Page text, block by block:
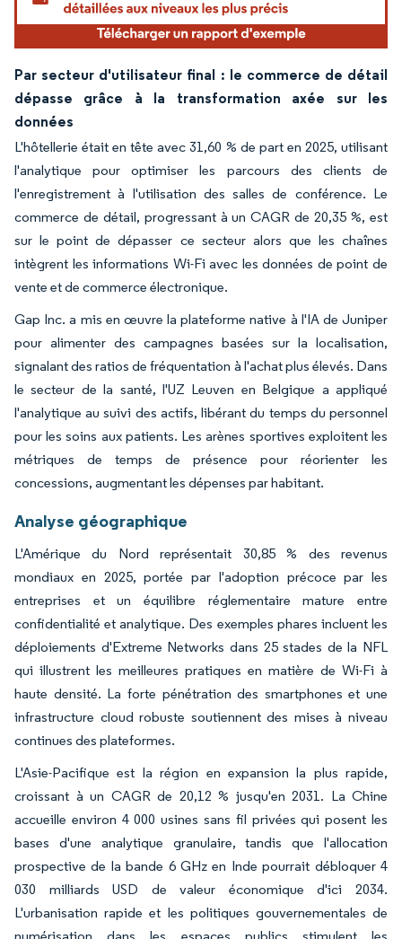
Par secteur d'utilisateur final : le commerce de détail
dépasse grâce à la transformation axée sur les
données
L'hôtellerie était en tête avec 31,60 % de part en 2025, utilisant
l'analytique pour optimiser les parcours des clients de
l'enregistrement à l'utilisation des salles de conférence. Le
commerce de détail, progressant à un CAGR de 20,35 %, est
sur le point de dépasser ce secteur alors que les chaînes
intègrent les informations Wi-Fi avec les données de point de
vente et de commerce électronique.
Gap Inc. a mis en œuvre la plateforme native à l'IA de Juniper
pour alimenter des campagnes basées sur la localisation,
signalant des ratios de fréquentation à l'achat plus élevés. Dans
le secteur de la santé, l'UZ Leuven en Belgique a appliqué
l'analytique au suivi des actifs, libérant du temps du personnel
pour les soins aux patients. Les arènes sportives exploitent les
métriques de temps de présence pour réorienter les
concessions, augmentant les dépenses par habitant.
Analyse géographique
L'Amérique du Nord représentait 30,85 % des revenus
mondiaux en 2025, portée par l'adoption précoce par les
entreprises et un équilibre réglementaire mature entre
confidentialité et analytique. Des exemples phares incluent les
déploiements d'Extreme Networks dans 25 stades de la NFL
qui illustrent les meilleures pratiques en matière de Wi-Fi à
haute densité. La forte pénétration des smartphones et une
infrastructure cloud robuste soutiennent des mises à niveau
continues des plateformes.
L'Asie-Pacifique est la région en expansion la plus rapide,
croissant à un CAGR de 20,12 % jusqu'en 2031. La Chine
accueille environ 4 000 usines sans fil privées qui posent les
bases d'une analytique granulaire, tandis que l'allocation
prospective de la bande 6 GHz en Inde pourrait débloquer 4
030 milliards USD de valeur économique d'ici 2034.
L'urbanisation rapide et les politiques gouvernementales de